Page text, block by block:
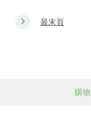
最末頁
購物